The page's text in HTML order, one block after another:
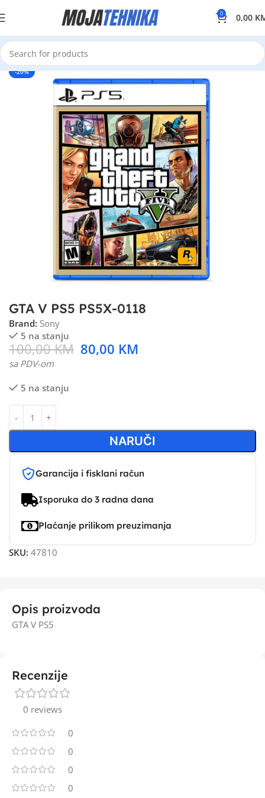
0 0,00
-20%
GTA V PS5 PS5X-0118
Brand: Sony
5 na stanju
100,00KM 80,00 KM
sa PDV-om
5 na stanju
NARUČI
Garancija i fisklani račun
Isporuka do 3 radna dana
Plaćanje prilikom preuzimanja
SKU: 47810
Opis proizvoda
GTA V PS5
Recenzije
0 reviews
0
0
0
0